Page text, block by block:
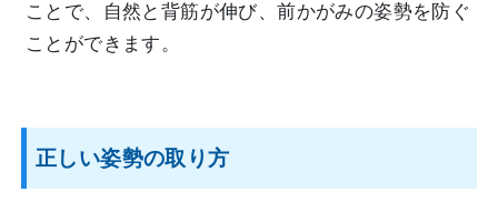
ことで、自然と背筋が伸び、前かがみの姿勢を防ぐ
ことができます。
正しい姿勢の取り方